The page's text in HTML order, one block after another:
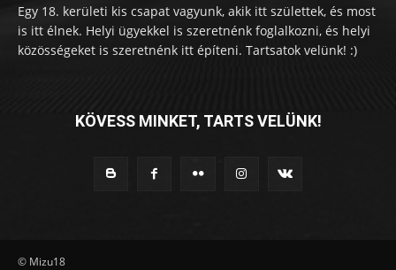
Egy 18. kerületi kis csapat vagyunk, akik itt születtek, és most
is itt élnek. Helyi ügyekkel is szeretnénk foglalkozni, és helyi
közösségeket is szeretnénk itt építeni. Tartsatok velünk! :)
KÖVESS MINKET, TARTS VELÜNK!
© Mizu18